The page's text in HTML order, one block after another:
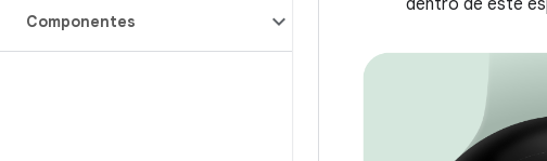
Componentes
dentro de este